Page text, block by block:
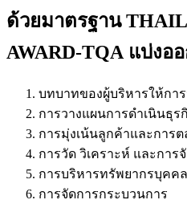
ด้วยมาตรฐาน
AWARD-TQA แบ่งอ
บทบาทของผู้บริหารให้กา
การวางแผนการดำเนินธุร
การมุ่งเน้นลูกค้าและการต
การวัด วิเคราะห์ และการ
การบริหารทรัพยากรบุคคล
การจัดการกระบวนการ